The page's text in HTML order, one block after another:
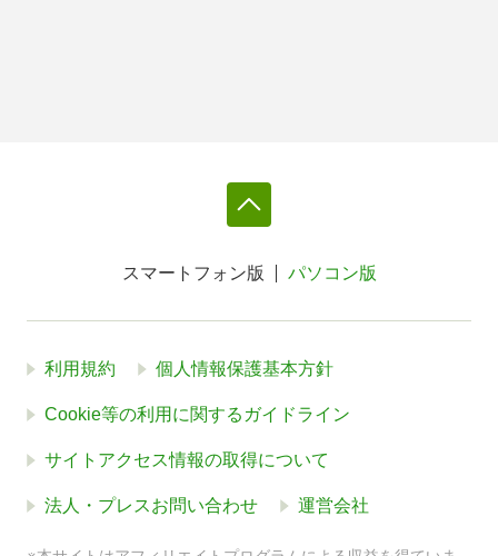
スマートフォン版 パソコン版
利用規約 個人情報保護基本方針
Cookie等の利用に関するガイドライン
サイトアクセス情報の取得について
法人・プレスお問い合わせ 運営会社